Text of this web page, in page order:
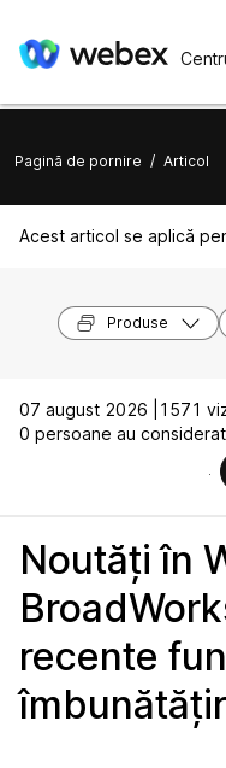
Pagină de pornire / Articol
Acest articol se aplică
Produse
07 august 2026 |
1571
0 persoane au
Noutăți în
recente